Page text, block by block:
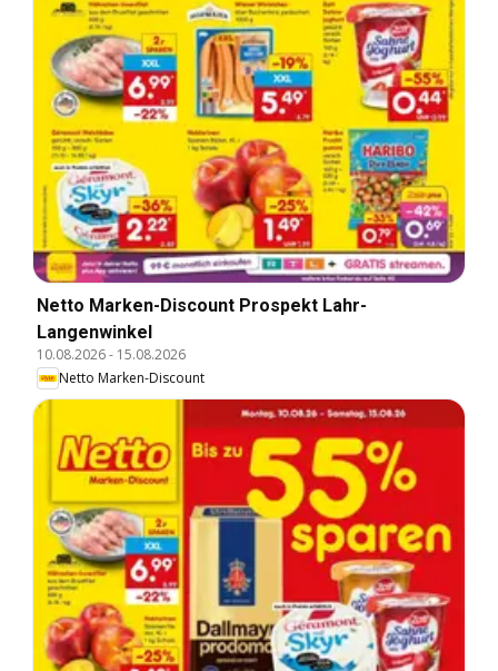
Netto Marken-Discount Prospekt Lahr-
Langenwinkel
10.08.2026- 15.08.2026
Netto Marken-Discount